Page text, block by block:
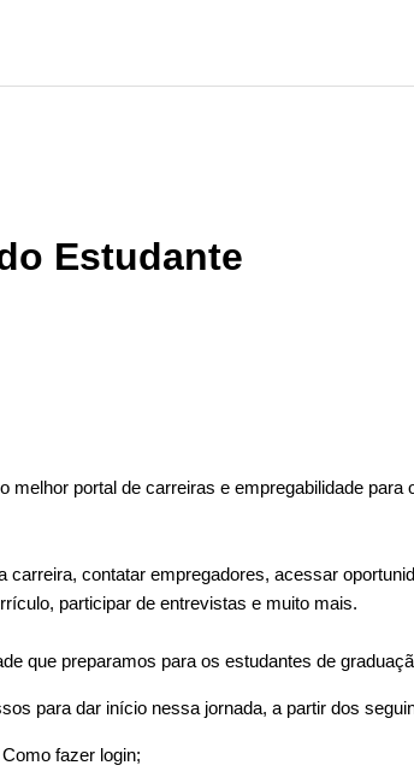
Estudante
melhor portal de carreiras e empregabilidade para
carreira, contatar empregadores, acessar
participar de entrevistas e muito mais.
que preparamos para os estudantes de
para dar início nessa jornada, a partir dos
Como fazer login;